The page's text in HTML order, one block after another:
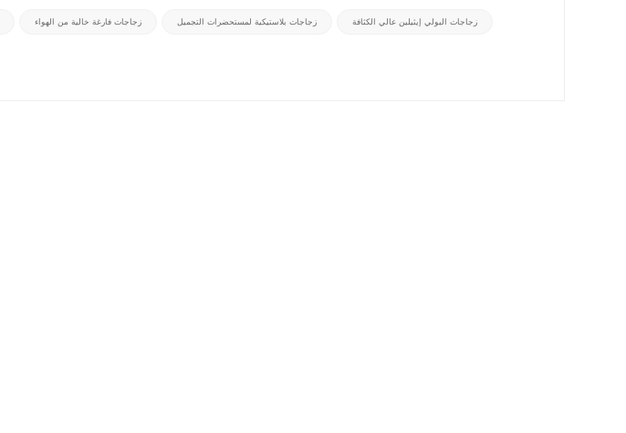
زجاجات فارغة خالية من الهواء زجاجات بلاستيكية لمستحضرات التجميل زجاجات البولي إيثيلين عالي الكثافة